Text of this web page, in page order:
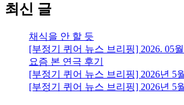
최신 글
채식을 안 할 듯
[부정기 퀴어 뉴스 브리핑] 2026. 05
요즘 본 연극 후기
[부정기 퀴어 뉴스 브리핑] 2026년 5
[부정기 퀴어 뉴스 브리핑] 2026년 5